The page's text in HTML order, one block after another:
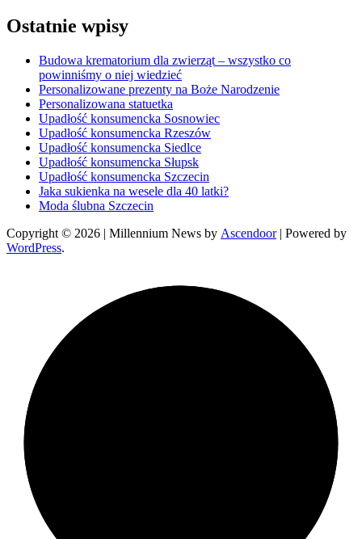
Ostatnie wpisy
Budowa krematorium dla zwierząt – wszystko co
powinniśmy o niej wiedzieć
Personalizowane prezenty na Boże Narodzenie
Personalizowana statuetka
Upadłość konsumencka Sosnowiec
Upadłość konsumencka Rzeszów
Upadłość konsumencka Siedlce
Upadłość konsumencka Słupsk
Upadłość konsumencka Szczecin
Jaka sukienka na wesele dla 40 latki?
Moda ślubna Szczecin
Copyright © 2026 | Millennium News by Ascendoor| Powered by
WordPress.